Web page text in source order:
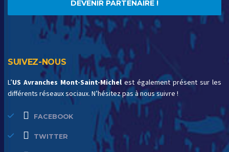
DEVENIR PARTENAIRE !
SUIVEZ-NOUS
L’US Avranches Mont-Saint-Michel est également présent sur les
différents réseaux sociaux. N’hésitez pas à nous suivre !
FACEBOOK
TWITTER